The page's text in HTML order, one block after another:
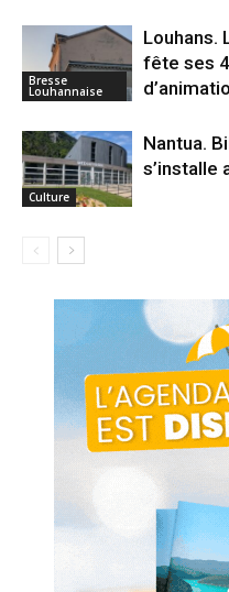
Bresse
Louhannaise
Louhans.
fête ses
Culture
Nantua.
s’installe